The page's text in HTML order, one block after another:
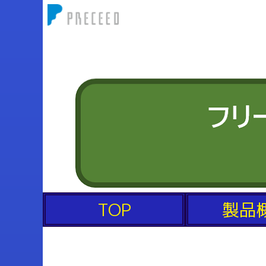
TOP 製品